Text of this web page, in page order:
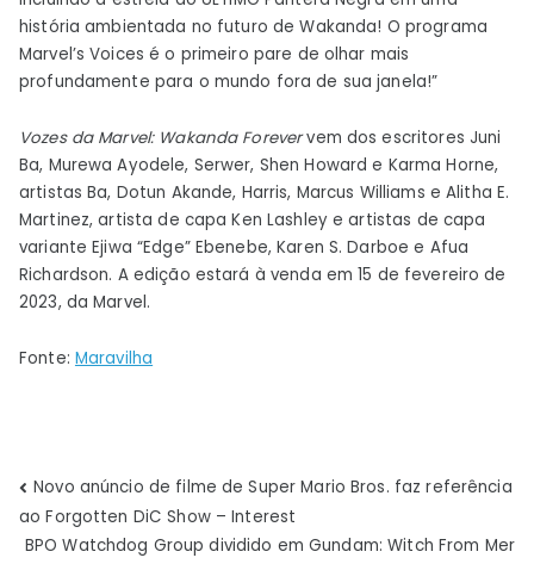
história ambientada no futuro de Wakanda! O programa
Marvel’s Voices é o primeiro pare de olhar mais
profundamente para o mundo fora de sua janela!”
Vozes da Marvel: Wakanda Forevervem dos escritores Juni
Ba, Murewa Ayodele, Serwer, Shen Howard e Karma Horne,
artistas Ba, Dotun Akande, Harris, Marcus Williams e Alitha E.
Martinez, artista de capa Ken Lashley e artistas de capa
variante Ejiwa “Edge” Ebenebe, Karen S. Darboe e Afua
Richardson. A edição estará à venda em 15 de fevereiro de
2023, da Marvel.
Fonte: Maravilha
Navegação
de
Novo anúncio de filme de Super Mario Bros. faz referência
ao Forgotten DiC Show – Interest
BPO Watchdog Group dividido em Gundam: Witch From Mer